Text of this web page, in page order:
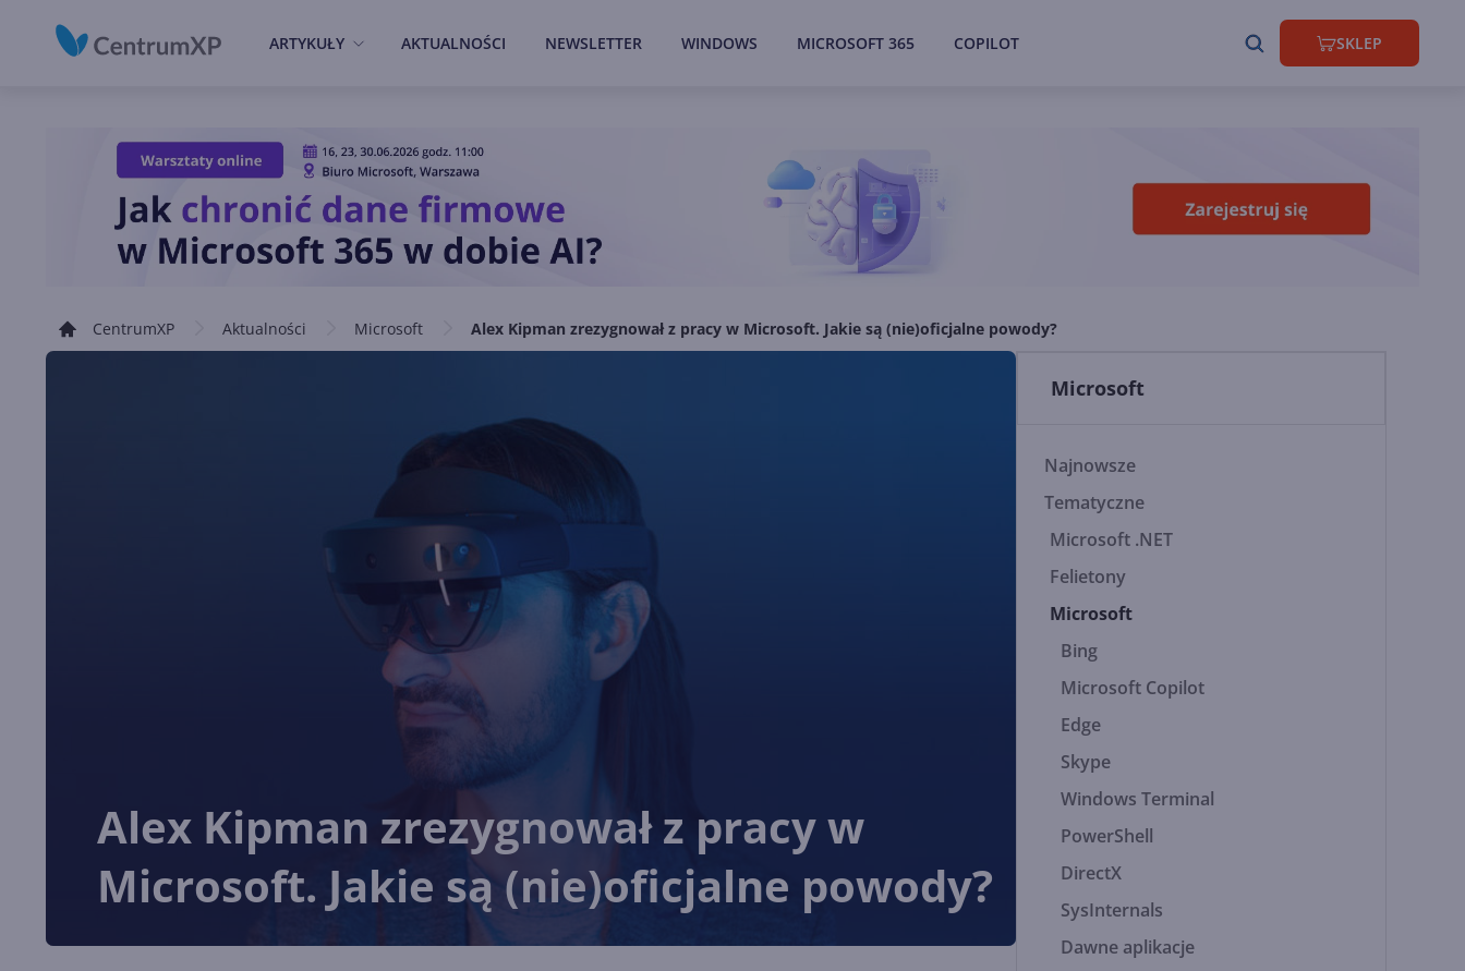
ARTYKUŁY AKTUALNOŚCI NEWSLETTER WINDOWS MICROSOFT 365 COPILOT SKLEP
CentrumXP Aktualności Microsoft Alex Kipman zrezygnował z pracy w Microsoft. Jakie są (nie)oficjalne powody?
Alex Kipman zrezygnował z pracy w
Microsoft. Jakie są (nie)oficjalne powody?
Microsoft
Najnowsze
Tematyczne
Microsoft .NET
Felietony
Microsoft
Bing
Microsoft Copilot
Edge
Skype
Windows Terminal
PowerShell
DirectX
SysInternals
Dawne aplikacje